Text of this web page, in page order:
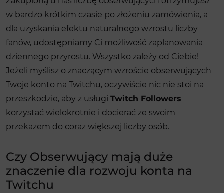
w bardzo krótkim czasie po złożeniu zamówienia, a
dla uzyskania efektu naturalnego wzrostu liczby
fanów, udostępniamy Ci możliwość zaplanowania
dziennego przyrostu. Wszystko zależy od Ciebie!
Jeżeli myślisz o znaczącym wzroście obserwujących
Twoje konto na Twitchu, oczywiście nic nie stoi na
przeszkodzie, aby z usługi Twitch Followers
korzystać wielokrotnie i docierać ze swoim
przekazem do coraz większej liczby osób.
Czy Obserwujący mają duże
znaczenie dla rozwoju konta na
Twitchu